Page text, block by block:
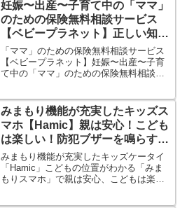
がプリントライダーです。
妊娠〜出産〜子育て中の「ママ」
のための保険無料相談サービス
【ベビープラネット】正しい知識
と情報を持つFPに相談
「ママ」のための保険無料相談サービス
【ベビープラネット】妊娠〜出産〜子育
て中の「ママ」のための保険無料相談サ
困ることがないようにすること、それが
ベビープラネットの提供する無料相談サ
ービスです。
みまもり機能が充実したキッズス
マホ【Hamic】親は安心！こども
は楽しい！防犯ブザーを鳴らすと
保護者に位置情報を通知！
みまもり機能が充実したキッズケータイ
「Hamic」こどもの位置がわかる「みま
もりスマホ」で親は安心、こどもは楽し